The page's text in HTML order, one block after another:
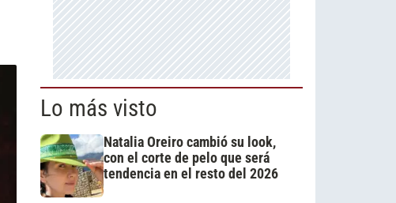
Lo más visto
Natalia Oreiro cambió su look,
con el corte de pelo que será
tendencia en el resto del 2026